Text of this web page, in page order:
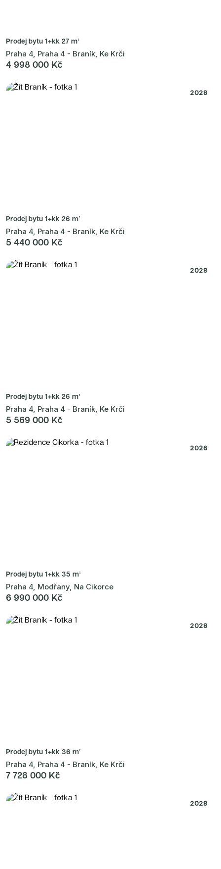
Prodej bytu 1+kk 27 m²
Praha 4, Praha 4 - Braník, Ke Krči
4 998 000 Kč
2028
Prodej bytu 1+kk 26 m²
Praha 4, Praha 4 - Braník, Ke Krči
5 440 000 Kč
2028
Prodej bytu 1+kk 26 m²
Praha 4, Praha 4 - Braník, Ke Krči
5 569 000 Kč
2026
Prodej bytu 1+kk 35 m²
Praha 4, Modřany, Na Cikorce
6 990 000 Kč
2028
Prodej bytu 1+kk 36 m²
Praha 4, Praha 4 - Braník, Ke Krči
7 728 000 Kč
2028